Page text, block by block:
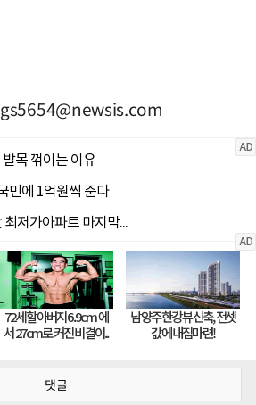
gs5654@newsis.com
댓글